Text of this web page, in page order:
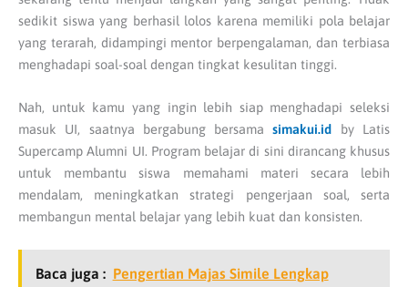
sedikit siswa yang berhasil lolos karena memiliki pola belajar
yang terarah, didampingi mentor berpengalaman, dan terbiasa
menghadapi soal-soal dengan tingkat kesulitan tinggi.
Nah, untuk kamu yang ingin lebih siap menghadapi seleksi
masuk UI, saatnya bergabung bersamasimakui.id by Latis
Supercamp Alumni UI. Program belajar di sini dirancang khusus
untuk membantu siswa memahami materi secara lebih
mendalam, meningkatkan strategi pengerjaan soal, serta
membangun mental belajar yang lebih kuat dan konsisten.
Baca juga : Pengertian Majas Simile Lengkap